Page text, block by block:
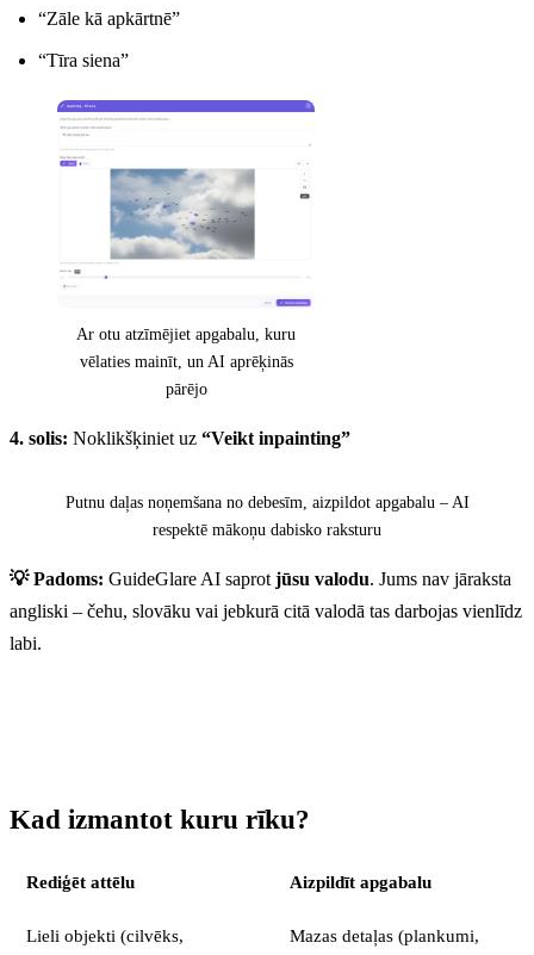
“Zāle kā apkārtnē”
“Tīra siena”
Ar otu atzīmējiet apgabalu, kuru
vēlaties mainīt, un AI aprēķinās
pārējo
4. solis: Noklikšķiniet uz “Veikt inpainting”
Pirms Pēc
Putnu daļas noņemšana no debesīm, aizpildot apgabalu – AI
respektē mākoņu dabisko raksturu
💡 Padoms: GuideGlare AI saprot jūsu valodu. Jums nav jāraksta
angliski – čehu, slovāku vai jebkurā citā valodā tas darbojas vienlīdz
labi.
Kad izmantot kuru rīku?
Rediģēt attēlu Aizpildīt apgabalu
Lieli objekti (cilvēks,
Mazas detaļas (plankumi,